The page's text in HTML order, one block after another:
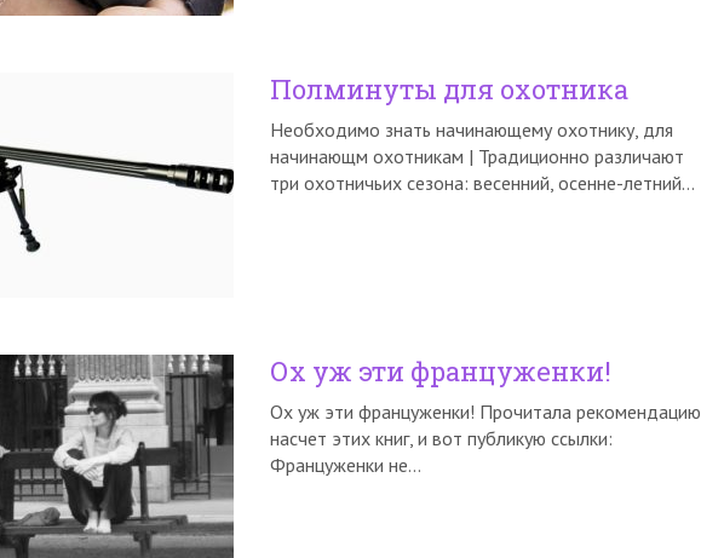
Полминуты для охотника
Необходимо знать начинающему охотнику, для
начинающм охотникам | Традиционно различают
три охотничьих сезона: весенний, осенне-летний…
Ох уж эти француженки!
Ох уж эти француженки! Прочитала рекомендацию
насчет этих книг, и вот публикую ссылки:
Француженки не…